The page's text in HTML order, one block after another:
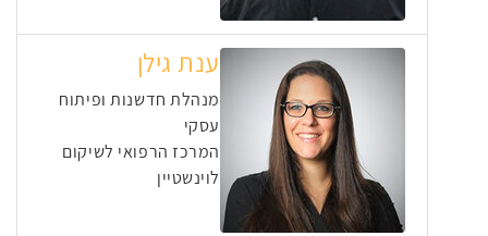
ענת גילן
מנהלת חדשנות ופיתוח
עסקי
המרכז הרפואי לשיקום
לוינשטיין